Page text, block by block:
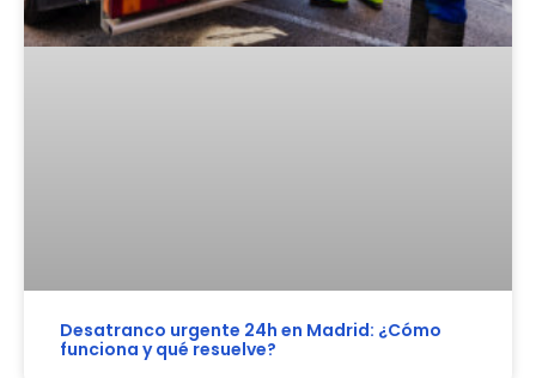
Desatranco urgente 24h en Madrid: ¿Cómo
funciona y qué resuelve?